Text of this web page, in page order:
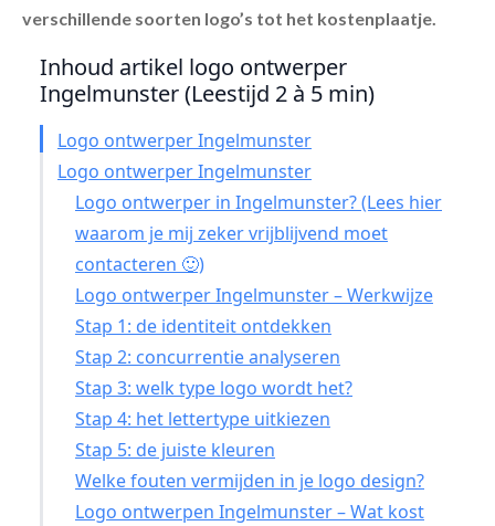
verschillende soorten logo’s tot het kostenplaatje.
Inhoud artikel logo ontwerper
Ingelmunster (Leestijd 2 à 5 min)
Logo ontwerper Ingelmunster
Logo ontwerper Ingelmunster
Logo ontwerper in Ingelmunster? (Lees hier
waarom je mij zeker vrijblijvend moet
contacteren 🙂)
Logo ontwerper Ingelmunster – Werkwijze
Stap 1: de identiteit ontdekken
Stap 2: concurrentie analyseren
Stap 3: welk type logo wordt het?
Stap 4: het lettertype uitkiezen
Stap 5: de juiste kleuren
Welke fouten vermijden in je logo design?
Logo ontwerpen Ingelmunster – Wat kost